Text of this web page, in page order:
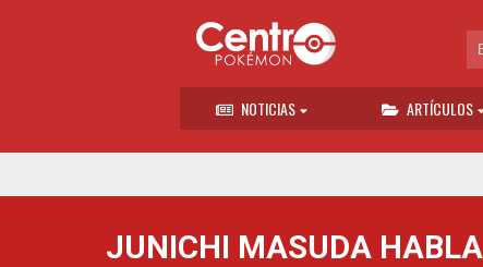
NOTICIAS ARTÍCULOS
JUNICHI MASUDA